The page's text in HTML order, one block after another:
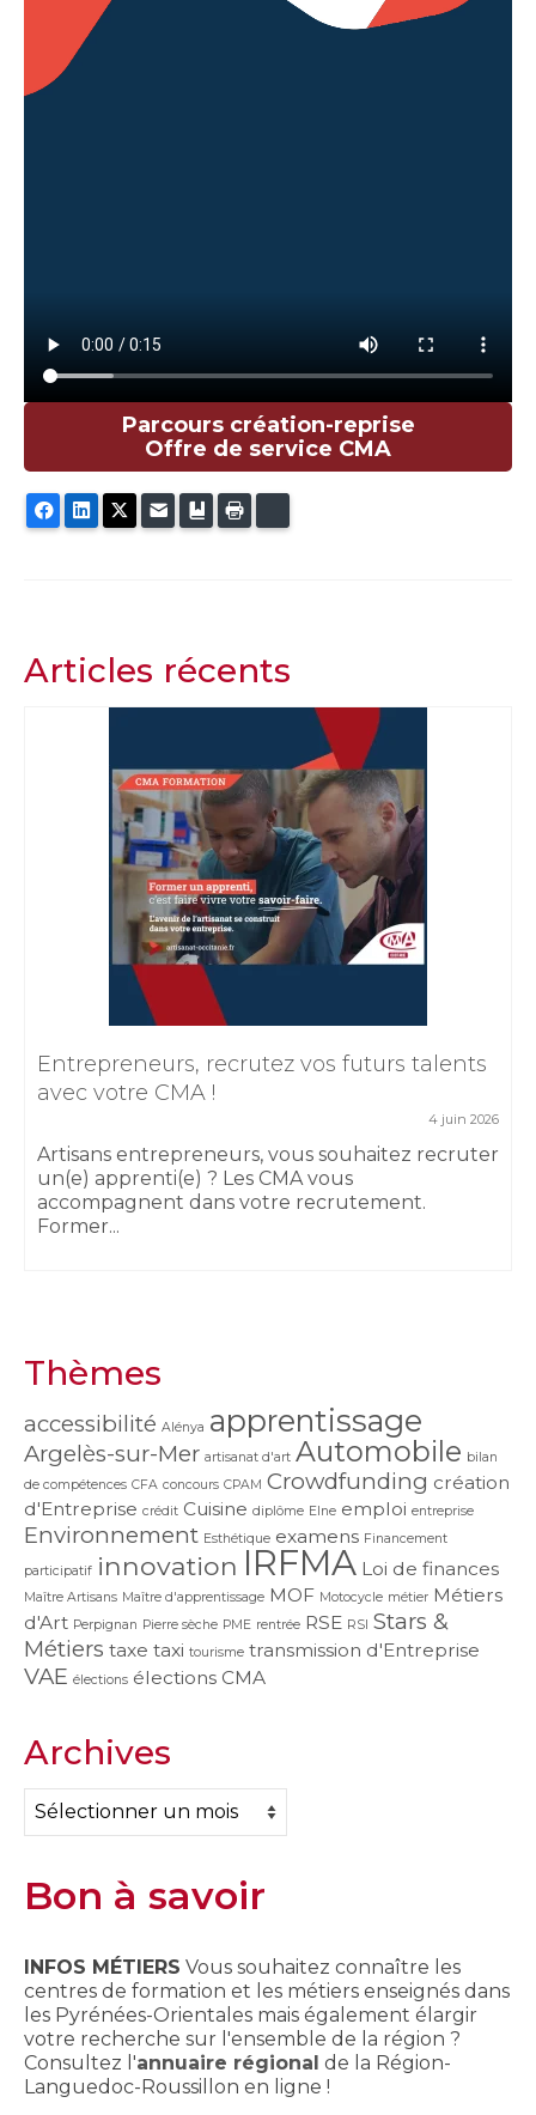
Parcours création-reprise
Offre de service CMA
FacebookLinkedInTwitter
E-mail Ajouter aux favoris
Articles récents
Entrepreneurs, recrutez vos futurs talents
avec votre CMA !
4 juin 2026
Artisans entrepreneurs, vous souhaitez recruter
un(e) apprenti(e) ? Les CMA vous
accompagnent dans votre recrutement.
Former...
Thèmes
accessibilité Alénya apprentissage
Argelès-sur-Mer artisanat d'art Automobile bilan
de compétences CFA concours CPAM Crowdfunding création
d'Entreprise crédit Cuisine diplôme Elne emploi entreprise
Environnement Esthétique examens Financement
participatif innovation IRFMA Loi de finances
Maître Artisans Maître d'apprentissage MOF Motocycle métier Métiers
d'Art Perpignan Pierre sèche PME rentrée RSE RSI Stars &
Métiers taxe taxi tourisme transmission d'Entreprise
VAE élections élections CMA
Archives
Archives
Bon à savoir
INFOS MÉTIERS Vous souhaitez connaître les
centres de formation et les métiers enseignés dans
les Pyrénées-Orientales mais également élargir
votre recherche sur l'ensemble de la région ?
Consultez l'annuaire régional de la Région-
Languedoc-Roussillon en ligne !